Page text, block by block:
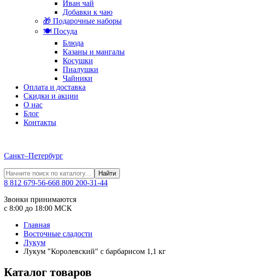
Иван чай
Добавки к чаю
🎁 Подарочные наборы
🍽️ Посуда
Блюда
Казаны и мангалы
Косушки
Пиалушки
Чайники
Оплата и доставка
Скидки и акции
О нас
Блог
Контакты
Санкт–Петербург
Найти
8 812 679-56-668 800 200-31-44
Звонки принимаются
с 8:00 до 18:00 МСК
Главная
Восточные сладости
Лукум
Лукум "Королевский" с барбарисом 1,1 кг
Каталог товаров